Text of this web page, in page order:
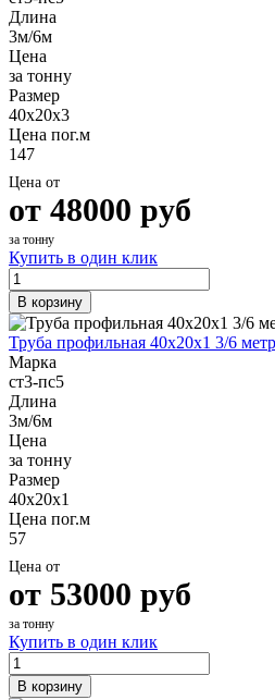
Длина
3м/6м
Цена
за тонну
Размер
40х20х3
Цена пог.м
147
Цена от
от 48000 руб
за тонну
Купить в один клик
В корзину
Труба профильная 40х20х1 3/6
Марка
ст3-пс5
Длина
3м/6м
Цена
за тонну
Размер
40х20х1
Цена пог.м
57
Цена от
от 53000 руб
за тонну
Купить в один клик
В корзину